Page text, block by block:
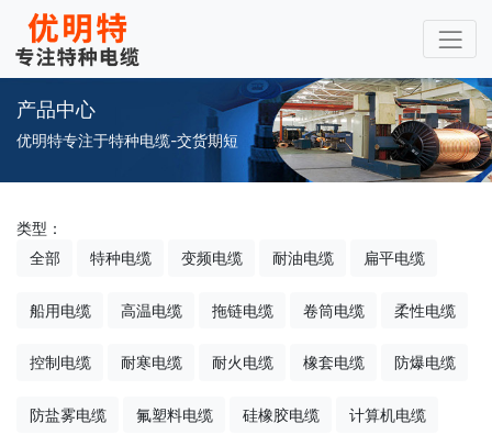
产品中心
优明特专注于特种电缆-交货期短
类型：
全部
特种电缆 变频电缆 耐油电缆 扁平电缆
船用电缆 高温电缆 拖链电缆 卷筒电缆 柔性电缆
控制电缆 耐寒电缆 耐火电缆 橡套电缆 防爆电缆
防盐雾电缆 氟塑料电缆 硅橡胶电缆 计算机电缆